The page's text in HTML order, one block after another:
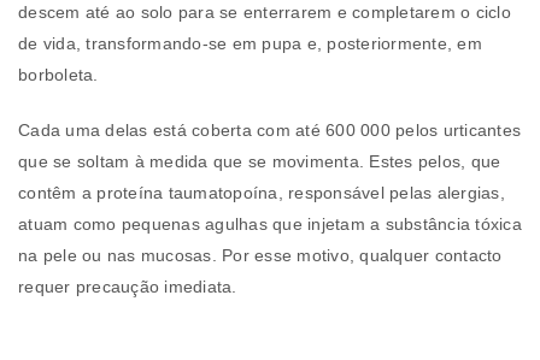
descem até ao solo para se enterrarem e completarem o ciclo
de vida, transformando-se em pupa e, posteriormente, em
borboleta.
Cada uma delas está coberta com até 600 000 pelos urticantes
que se soltam à medida que se movimenta. Estes pelos, que
contêm a proteína taumatopoína, responsável pelas alergias,
atuam como pequenas agulhas que injetam a substância tóxica
na pele ou nas mucosas. Por esse motivo, qualquer contacto
requer precaução imediata.